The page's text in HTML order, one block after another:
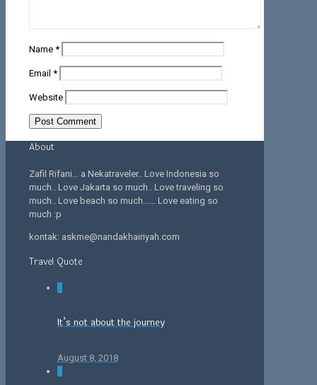
Name *
Email *
Website
About
Zafil Rifani… a Nekatraveler.. Love Indonesia so
much.. Love Jakarta so much.. Love traveling so
much.. Love beach so much…… Love eating so
much :p
kontak: askme@nandakhairiyah.com
Travel Quote
It’s not about the journey
August 8, 2018